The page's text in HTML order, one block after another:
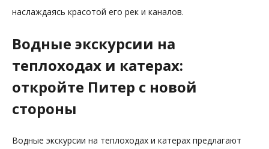
наслаждаясь красотой его рек и каналов.
Водные экскурсии на
теплоходах и катерах:
откройте Питер с новой
стороны
Водные экскурсии на теплоходах и катерах предлагают